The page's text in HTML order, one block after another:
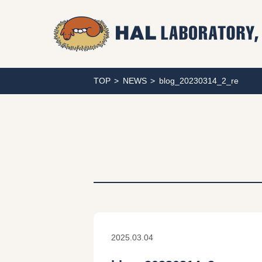
TOP NEWS blog_20230314_2_re
2025.03.04